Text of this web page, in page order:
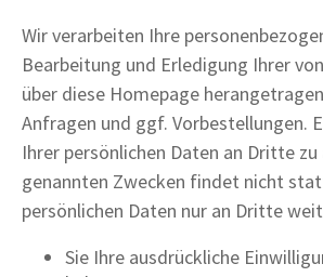
Wir verarbeiten Ihre
Bearbeitung und Erledigung Ihrer
über diese Homepage
Anfragen und ggf. Vorbestellungen.
Ihrer persönlichen Daten an Dritte zu
genannten Zwecken findet nicht
persönlichen Daten nur an Dritte
Sie Ihre ausdrückliche